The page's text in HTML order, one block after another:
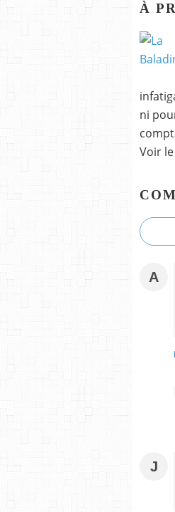
À
ni
Voir
A
J